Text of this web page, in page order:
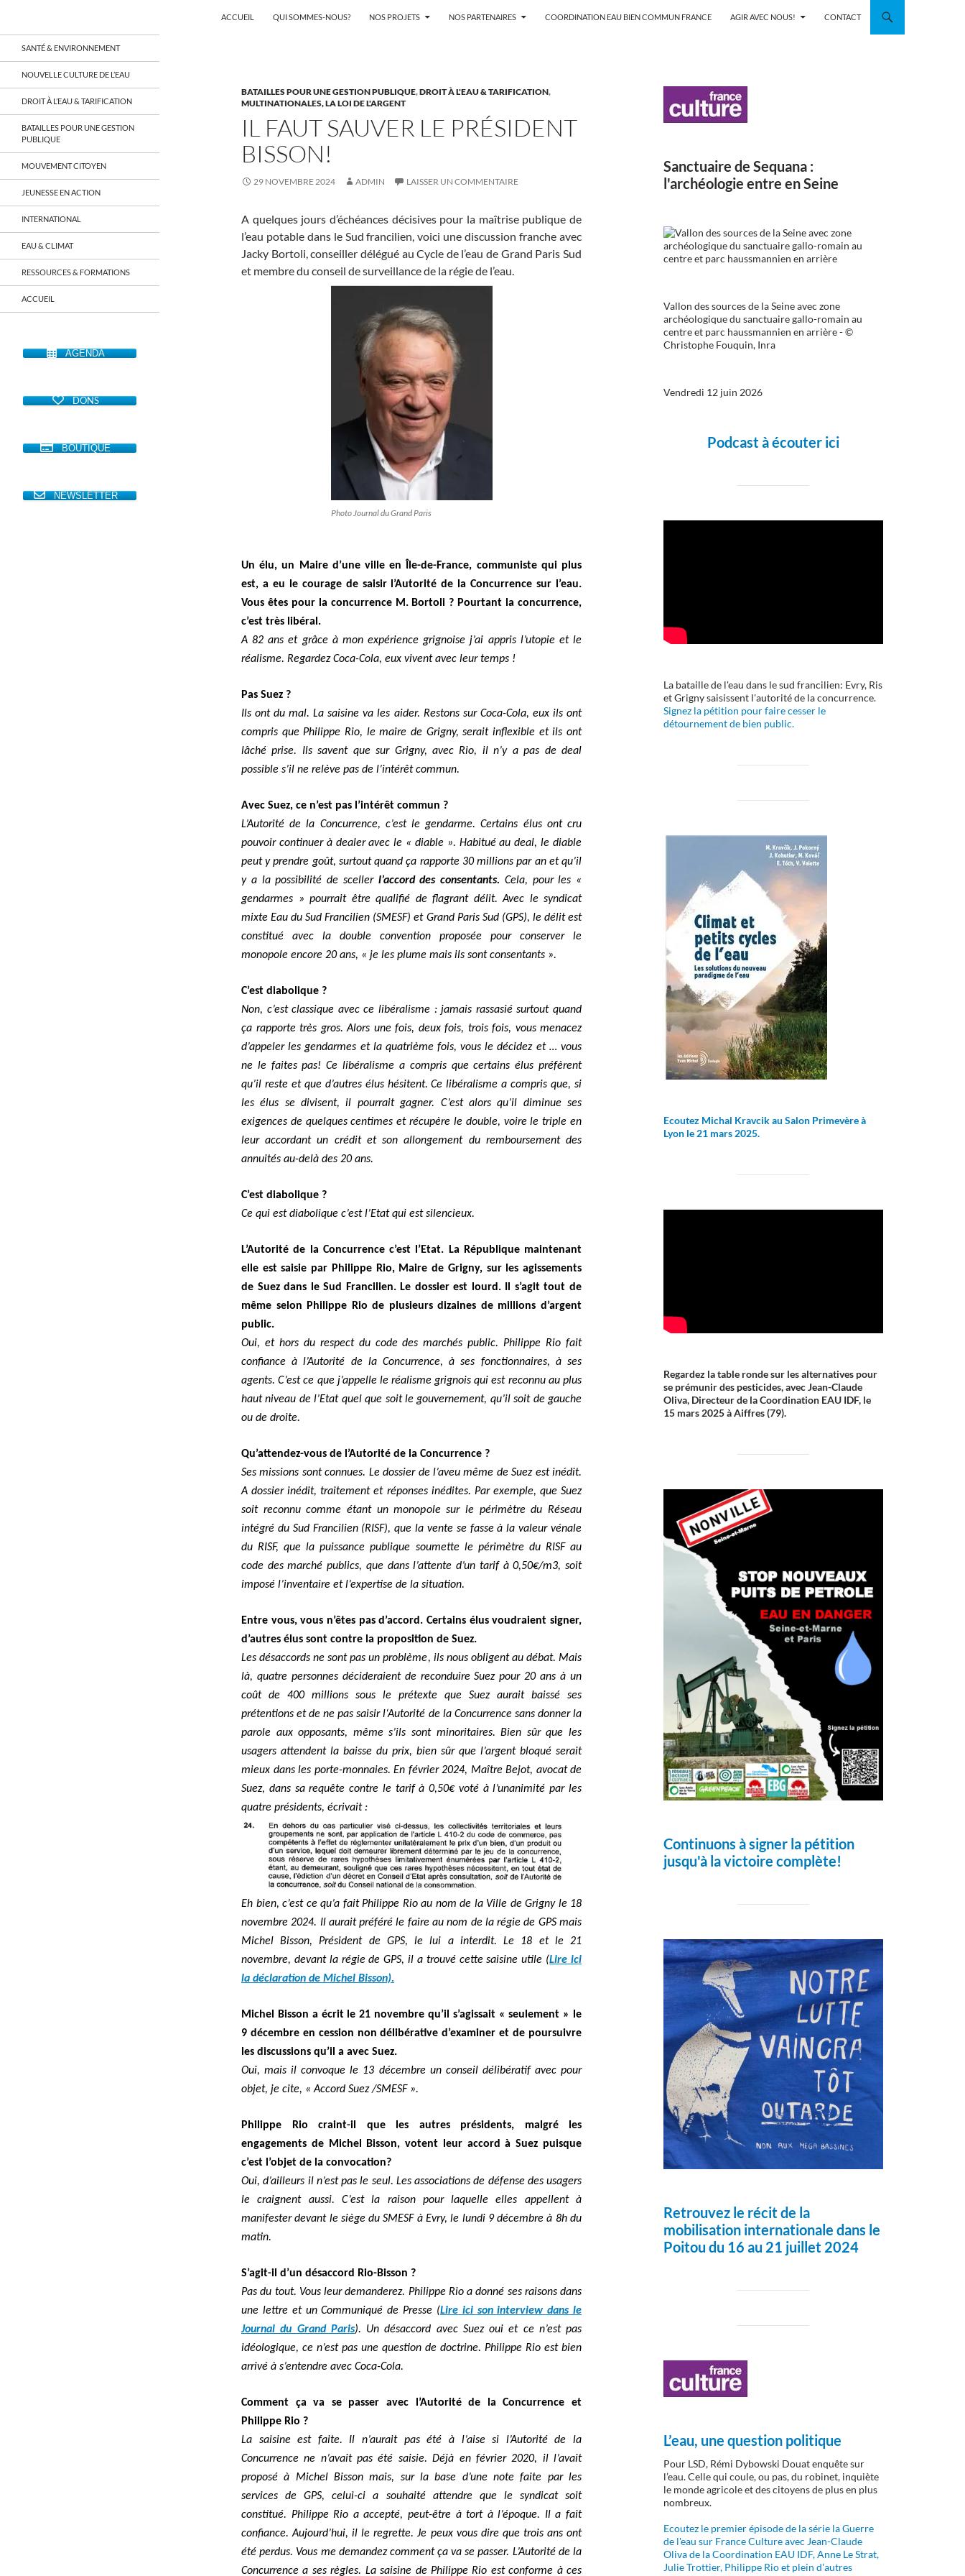
Aller
au
contenu
ACCUEIL QUI SOMMES-NOUS? NOS PROJETS NOS PARTENAIRES COORDINATION EAU BIEN COMMUN FRANCE AGIR AVEC NOUS! CONTACT
BATAILLES POUR UNE GESTION PUBLIQUE,DROIT À L'EAU & TARIFICATION,
MULTINATIONALES, LA LOI DE L'ARGENT
IL FAUT SAUVER LE PRÉSIDENT
BISSON!
29 NOVEMBRE 2024 ADMIN LAISSER UN COMMENTAIRE
A quelques jours d’échéances décisives pour la maîtrise publique de
l’eau potable dans le Sud francilien, voici une discussion franche avec
Jacky Bortoli, conseiller délégué au Cycle de l’eau de Grand Paris Sud
et membre du conseil de surveillance de la régie de l’eau.
Photo Journal du Grand Paris
Un élu, un Maire d’une ville en Île-de-France, communiste qui plus
est, a eu le courage de saisir l’Autorité de la Concurrence sur l’eau.
Vous êtes pour la concurrence M. Bortoli ? Pourtant la concurrence,
c’est très libéral.
A 82 ans et grâce à mon expérience grignoise j’ai appris l’utopie et le
réalisme. Regardez Coca-Cola, eux vivent avec leur temps !
Pas Suez ?
Ils ont du mal. La saisine va les aider. Restons sur Coca-Cola, eux ils ont
compris que Philippe Rio, le maire de Grigny, serait inflexible et ils ont
lâché prise. Ils savent que sur Grigny, avec Rio, il n’y a pas de deal
possible s’il ne relève pas de l’intérêt commun.
Avec Suez, ce n’est pas l’intérêt commun ?
L’Autorité de la Concurrence, c’est le gendarme. Certains élus ont cru
pouvoir continuer à dealer avec le « diable ». Habitué au deal, le diable
peut y prendre goût, surtout quand ça rapporte 30 millions par an et qu’il
y a la possibilité de sceller l’accord des consentants. Cela, pour les «
gendarmes » pourrait être qualifié de flagrant délit. Avec le syndicat
mixte Eau du Sud Francilien (SMESF) et Grand Paris Sud (GPS), le délit est
constitué avec la double convention proposée pour conserver le
monopole encore 20 ans, « je les plume mais ils sont consentants ».
C’est diabolique ?
Non, c’est classique avec ce libéralisme : jamais rassasié surtout quand
ça rapporte très gros. Alors une fois, deux fois, trois fois, vous menacez
d’appeler les gendarmes et la quatrième fois, vous le décidez et … vous
ne le faites pas! Ce libéralisme a compris que certains élus préfèrent
qu’il reste et que d’autres élus hésitent. Ce libéralisme a compris que, si
les élus se divisent, il pourrait gagner. C’est alors qu’il diminue ses
exigences de quelques centimes et récupère le double, voire le triple en
leur accordant un crédit et son allongement du remboursement des
annuités au-delà des 20 ans.
C’est diabolique ?
Ce qui est diabolique c’est l’Etat qui est silencieux.
L’Autorité de la Concurrence c’est l’Etat. La République maintenant
elle est saisie par Philippe Rio, Maire de Grigny, sur les agissements
de Suez dans le Sud Francilien. Le dossier est lourd. Il s’agit tout de
même selon Philippe Rio de plusieurs dizaines de millions d’argent
public.
Oui, et hors du respect du code des marchés public. Philippe Rio fait
confiance à l’Autorité de la Concurrence, à ses fonctionnaires, à ses
agents. C’est ce que j’appelle le réalisme grignois qui est reconnu au plus
haut niveau de l’Etat quel que soit le gouvernement, qu’il soit de gauche
ou de droite.
Qu’attendez-vous de l’Autorité de la Concurrence ?
Ses missions sont connues. Le dossier de l’aveu même de Suez est inédit.
A dossier inédit, traitement et réponses inédites. Par exemple, que Suez
soit reconnu comme étant un monopole sur le périmètre du Réseau
intégré du Sud Francilien (RISF), que la vente se fasse à la valeur vénale
du RISF, que la puissance publique soumette le périmètre du RISF au
code des marché publics, que dans l’attente d’un tarif à 0,50€/m3, soit
imposé l’inventaire et l’expertise de la situation.
Entre vous, vous n’êtes pas d’accord. Certains élus voudraient signer,
d’autres élus sont contre la proposition de Suez.
Les désaccords ne sont pas un problème, ils nous obligent au débat. Mais
là, quatre personnes décideraient de reconduire Suez pour 20 ans à un
coût de 400 millions sous le prétexte que Suez aurait baissé ses
prétentions et de ne pas saisir l‘Autorité de la Concurrence sans donner la
parole aux opposants, même s’ils sont minoritaires. Bien sûr que les
usagers attendent la baisse du prix, bien sûr que l’argent bloqué serait
mieux dans les porte-monnaies. En février 2024, Maître Bejot, avocat de
Suez, dans sa requête contre le tarif à 0,50€ voté à l’unanimité par les
quatre présidents, écrivait :
Eh bien, c’est ce qu’a fait Philippe Rio au nom de la Ville de Grigny le 18
novembre 2024. Il aurait préféré le faire au nom de la régie de GPS mais
Michel Bisson, Président de GPS, le lui a interdit. Le 18 et le 21
novembre, devant la régie de GPS, il a trouvé cette saisine utile (Lire ici
la déclaration de Michel Bisson).
Michel Bisson a écrit le 21 novembre qu’il s’agissait « seulement » le
9 décembre en cession non délibérative d’examiner et de poursuivre
les discussions qu’il a avec Suez.
Oui, mais il convoque le 13 décembre un conseil délibératif avec pour
objet, je cite, « Accord Suez /SMESF ».
Philippe Rio craint-il que les autres présidents, malgré les
engagements de Michel Bisson, votent leur accord à Suez puisque
c’est l’objet de la convocation?
Oui, d’ailleurs il n’est pas le seul. Les associations de défense des usagers
le craignent aussi. C’est la raison pour laquelle elles appellent à
manifester devant le siège du SMESF à Evry, le lundi 9 décembre à 8h du
matin.
S’agit-il d’un désaccord Rio-Bisson ?
Pas du tout. Vous leur demanderez. Philippe Rio a donné ses raisons dans
une lettre et un Communiqué de Presse (Lire ici son interview dans le
Journal du Grand Paris). Un désaccord avec Suez oui et ce n’est pas
idéologique, ce n’est pas une question de doctrine. Philippe Rio est bien
arrivé à s’entendre avec Coca-Cola.
Comment ça va se passer avec l’Autorité de la Concurrence et
Philippe Rio ?
La saisine est faite. Il n’aurait pas été à l’aise si l’Autorité de la
Concurrence ne n’avait pas été saisie. Déjà en février 2020, il l’avait
proposé à Michel Bisson mais, sur la base d’une note faite par les
services de GPS, celui-ci a souhaité attendre que le syndicat soit
constitué. Philippe Rio a accepté, peut-être à tort à l’époque. Il a fait
confiance. Aujourd’hui, il le regrette. Je peux vous dire que trois ans ont
été perdus. Vous me demandez comment ça va se passer. L’Autorité de la
Concurrence a ses règles. La saisine de Philippe Rio est conforme à ces
Sanctuaire de Sequana :
l'archéologie entre en Seine
Vallon des sources de la Seine avec zone
archéologique du sanctuaire gallo-romain au
centre et parc haussmannien en arrière - ©
Christophe Fouquin, Inra
Vendredi 12 juin 2026
Podcast à écouter ici
La bataille de l'eau dans le sud francilien: Evry, Ris
et Grigny saisissent l'autorité de la concurrence.
Signez la pétition pour faire cesser le
détournement de bien public.
Ecoutez Michal Kravcik au Salon Primevère à
Lyon le 21 mars 2025.
Regardez la table ronde sur les alternatives pour
se prémunir des pesticides, avec Jean-Claude
Oliva, Directeur de la Coordination EAU IDF, le
15 mars 2025 à Aiffres (79).
Continuons à signer la pétition
jusqu'à la victoire complète!
Retrouvez le récit de la
mobilisation internationale dans le
Poitou du 16 au 21 juillet 2024
L’eau, une question politique
Pour LSD, Rémi Dybowski Douat enquête sur
l’eau. Celle qui coule, ou pas, du robinet, inquiète
le monde agricole et des citoyens de plus en plus
nombreux.
Ecoutez le premier épisode de la série la Guerre
de l'eau sur France Culture avec Jean-Claude
Oliva de la Coordination EAU IDF, Anne Le Strat,
Julie Trottier, Philippe Rio et plein d'autres
un réseau qui réunit citoyens et
associations autour de la ressource
territoire français, sur tous les
économique, juridique, de la santé,
culturel…
SANTÉ & ENVIRONNEMENT
NOUVELLE CULTURE DE L’EAU
DROIT À L’EAU & TARIFICATION
BATAILLES POUR UNE GESTION
PUBLIQUE
MOUVEMENT CITOYEN
JEUNESSE EN ACTION
INTERNATIONAL
EAU & CLIMAT
RESSOURCES & FORMATIONS
ACCUEIL
AGENDA
DONS
BOUTIQUE
NEWSLETTER